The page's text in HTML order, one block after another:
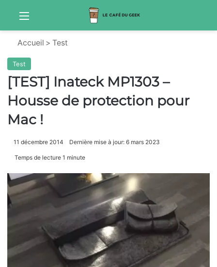
Accueil > Test
Test
[TEST] Inateck MP1303 –
Housse de protection pour
Mac !
11 décembre 2014 Dernière mise à jour: 6 mars 2023
Temps de lecture 1 minute